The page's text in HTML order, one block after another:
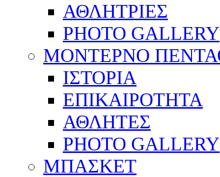
ΑΘΛΗΤΡΙΕΣ
PHOTO GALLERY
ΜΟΝΤΕΡΝΟ
ΙΣΤΟΡΙΑ
ΕΠΙΚΑΙΡΟΤΗΤΑ
ΑΘΛΗΤΕΣ
PHOTO GALLERY
ΜΠΑΣΚΕΤ